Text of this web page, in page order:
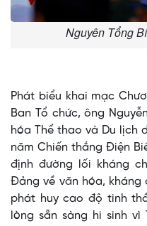
Nguyên Tổng
Phát biểu khai mạc
Ban Tổ chức, ông
hóa Thể thao và Du lịch
năm Chiến thắng Điện
định đường lối kháng
Đảng về văn hóa, kháng
phát huy cao độ tinh
lòng sẵn sàng hi sinh